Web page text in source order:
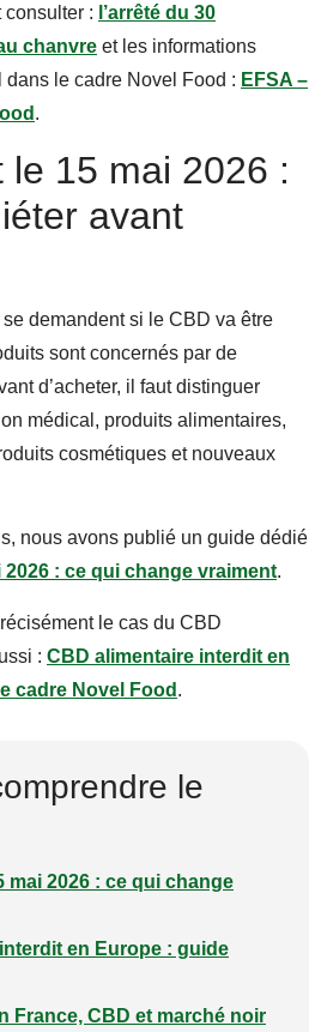
: l’arrêté du 30
chanvre et les informations
le cadre Novel Food : EFSA –
.
le 15 mai 2026 :
avant
demandent si le CBD va être
sont concernés par de
d’acheter, il faut distinguer
médical, produits alimentaires,
cosmétiques et nouveaux
nous avons publié un guide dédié
: ce qui change vraiment.
le cas du CBD
: CBD alimentaire interdit en
cadre Novel Food .
le
mai 2026 : ce qui change
en Europe : guide
France, CBD et marché noir